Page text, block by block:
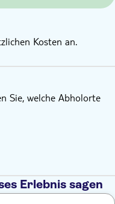
Kosten an.
Sie, welche Abholorte
Erlebnis sagen